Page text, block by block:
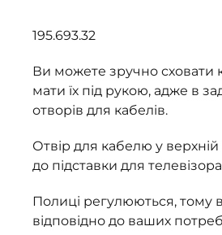
195.693.32
Ви можете зручно сховати
мати їх під рукою, адже в
отворів для кабелів.
Отвір для кабелю у
до підставки для
Полиці регулюються, тому
відповідно до ваших